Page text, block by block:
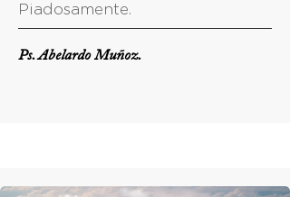
Piadosamente.
Ps. Abelardo Muñoz.